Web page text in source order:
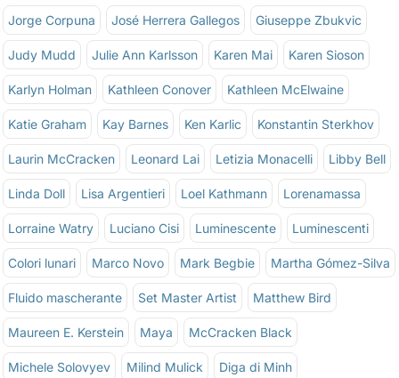
Jorge Corpuna José Herrera Gallegos Giuseppe Zbukvic
Judy Mudd Julie Ann Karlsson Karen Mai Karen Sioson
Karlyn Holman Kathleen Conover Kathleen McElwaine
Katie Graham Kay Barnes Ken Karlic Konstantin Sterkhov
Laurin McCracken Leonard Lai Letizia Monacelli Libby Bell
Linda Doll Lisa Argentieri Loel Kathmann Lorenamassa
Lorraine Watry Luciano Cisi Luminescente Luminescenti
Colori lunari Marco Novo Mark Begbie Martha Gómez-Silva
Fluido mascherante Set Master Artist Matthew Bird
Maureen E. Kerstein Maya McCracken Black
Michele Solovyev Milind Mulick Diga di Minh